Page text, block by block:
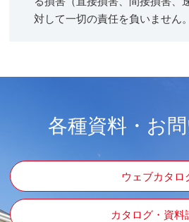
対して一切の責任を負いません。
各種資料・お
ウェブカタロ
カタログ・資料